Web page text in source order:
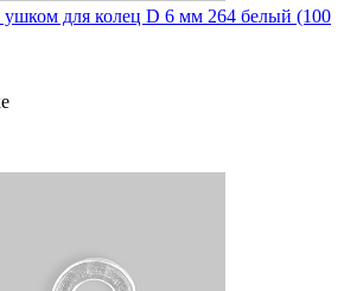
для колец D 6 мм 264 белый (100